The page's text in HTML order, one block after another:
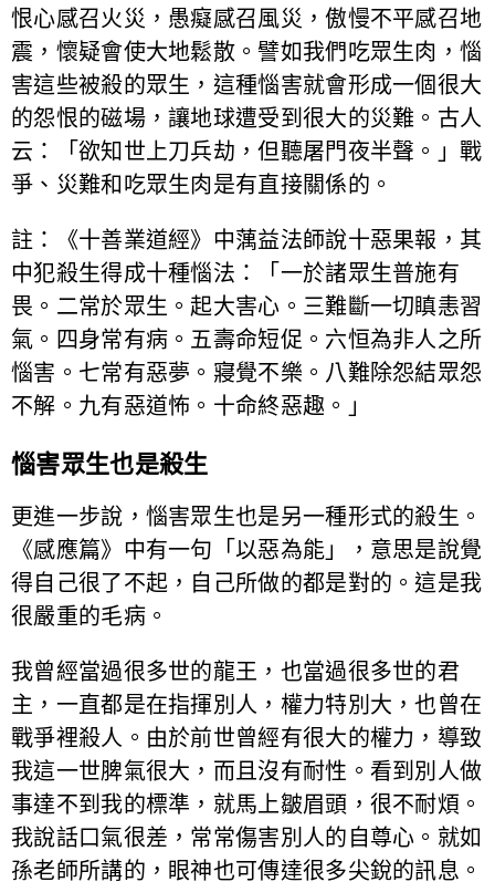
恨心感召火災，愚癡感召風災，傲慢不平感召地
震，懷疑會使大地鬆散。譬如我們吃眾生肉，惱
害這些被殺的眾生，這種惱害就會形成一個很大
的怨恨的磁場，讓地球遭受到很大的災難。古人
云：「欲知世上刀兵劫，但聽屠門夜半聲。」戰
爭、災難和吃眾生肉是有直接關係的。
註：《十善業道經》中蕅益法師說十惡果報，其
中犯殺生得成十種惱法：「一於諸眾生普施有
畏。二常於眾生。起大害心。三難斷一切瞋恚習
氣。四身常有病。五壽命短促。六恒為非人之所
惱害。七常有惡夢。寢覺不樂。八難除怨結眾怨
不解。九有惡道怖。十命終惡趣。」
惱害眾生也是殺生
更進一步說，惱害眾生也是另一種形式的殺生。
《感應篇》中有一句「以惡為能」，意思是說覺
得自己很了不起，自己所做的都是對的。這是我
很嚴重的毛病。
我曾經當過很多世的龍王，也當過很多世的君
主，一直都是在指揮別人，權力特別大，也曾在
戰爭裡殺人。由於前世曾經有很大的權力，導致
我這一世脾氣很大，而且沒有耐性。看到別人做
事達不到我的標準，就馬上皺眉頭，很不耐煩。
我說話口氣很差，常常傷害別人的自尊心。就如
孫老師所講的，眼神也可傳達很多尖銳的訊息。